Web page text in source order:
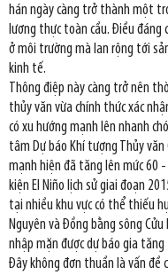
hán ngày càng trở thành một
lương thực toàn cầu. Điều đáng
ở môi trường mà lan rộng tới
kinh tế.
Thông điệp này càng trở nên
thủy văn vừa chính thức xác
có xu hướng mạnh lên nhanh
tâm Dự báo Khí tượng Thủy
mạnh hiện đã tăng lên mức 60
kiện El Niño lịch sử giai đoạn
tại nhiều khu vực có thể thiếu
Nguyên và Đồng bằng sông
nhập mặn được dự báo gia
Đây không đơn thuần là vấn đề